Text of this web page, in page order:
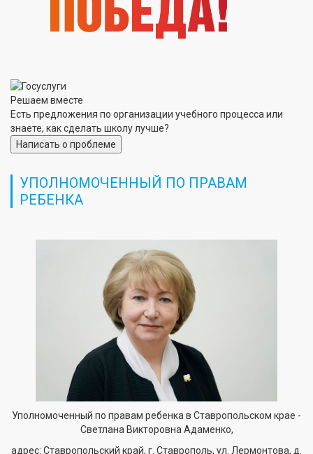
Решаем вместе
Есть предложения по организации учебного процесса или
знаете, как сделать школу лучше?
Написать о проблеме
УПОЛНОМОЧЕННЫЙ ПО ПРАВАМ
РЕБЕНКА
Уполномоченный по правам ребенка в Ставропольском крае -
Светлана Викторовна Адаменко,
адрес: Ставропольский край, г. Ставрополь, ул. Лермонтова, д.